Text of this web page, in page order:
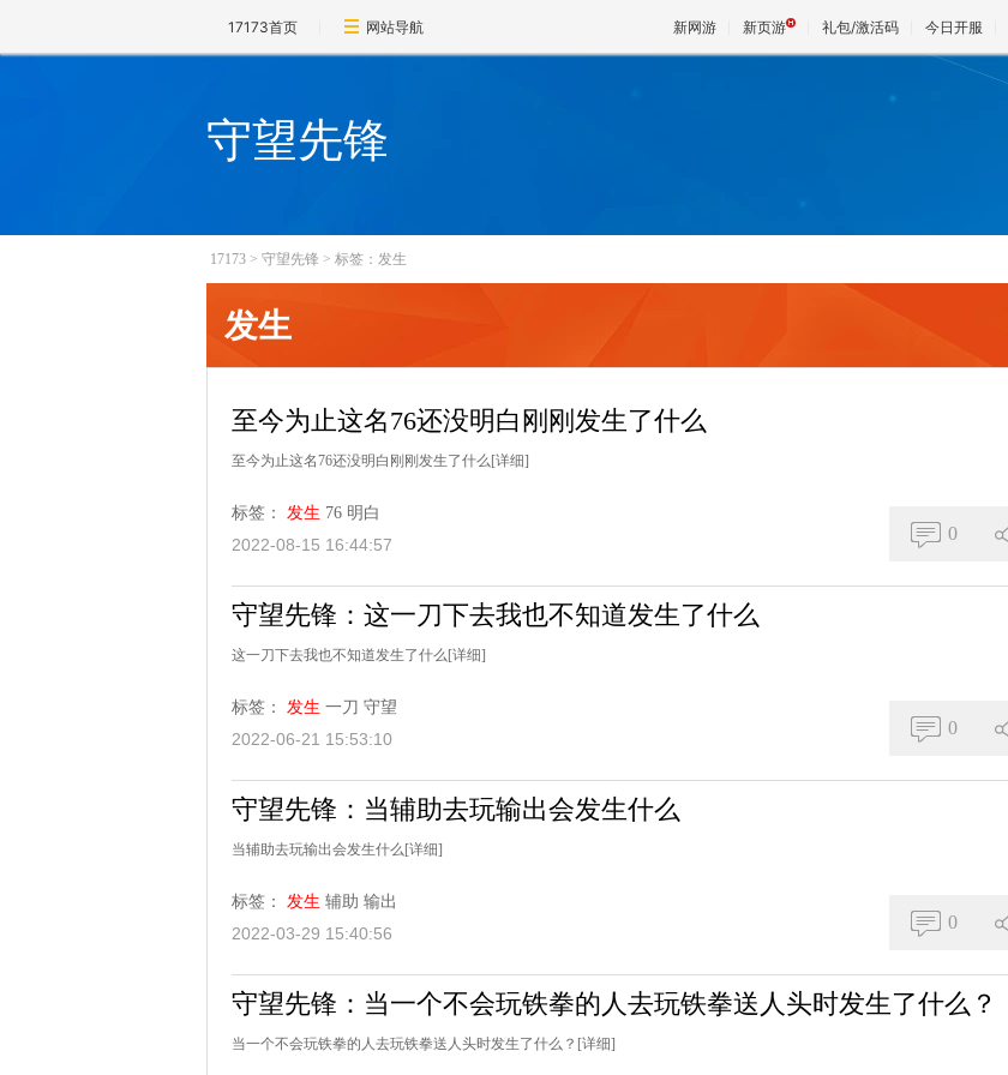
17173首页 网站导航 新网游 新页游 礼包/激活码 今日开服
守望先锋
17173 > 守望先锋 > 标签：发生
发生
至今为止这名76还没明白刚刚发生了什么
至今为止这名76还没明白刚刚发生了什么 [详细]
标签： 发生 76 明白
2022-08-15 16:44:57
0
守望先锋：这一刀下去我也不知道发生了什么
这一刀下去我也不知道发生了什么 [详细]
标签： 发生 一刀 守望
2022-06-21 15:53:10
0
守望先锋：当辅助去玩输出会发生什么
当辅助去玩输出会发生什么 [详细]
标签： 发生 辅助 输出
2022-03-29 15:40:56
0
守望先锋：当一个不会玩铁拳的人去玩铁拳送人头时发生了什么？
当一个不会玩铁拳的人去玩铁拳送人头时发生了什么？ [详细]